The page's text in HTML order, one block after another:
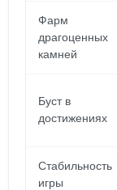
Фарм
драгоценных
камней
Буст в
достижениях
Стабильность
игры